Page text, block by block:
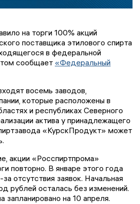
на торги 100% акций
поставщика этилового спирта
в федеральной
сообщает «Федеральный
восемь заводов,
которые расположены в
и республиках Северного
актива у принадлежащего
«КурскПродукт» может
акции «Росспиртпрома»
повторно. В январе этого года
отсутствия заявок. Начальная
рублей осталась без изменений.
запланировано на 10 апреля.